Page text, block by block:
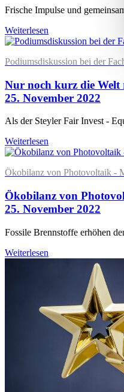
Frische Impulse und
Weiterlesen
Podiumsdiskussion bei der
Nur noch kurz die Welt
25. November 2022
Als der Steyler Fair Invest -
Weiterlesen
Ökobilanz von Photovoltaik -
Ökobilanz von
25. November 2022
Fossile Brennstoffe erhöhen
Weiterlesen